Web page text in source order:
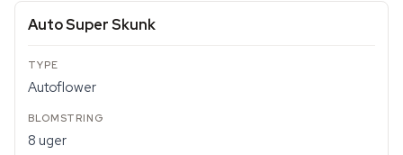
Auto Super Skunk
Autoflower
8 uger